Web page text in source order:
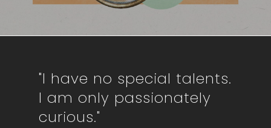
"I have no special talents.
I am only passionately
curious."